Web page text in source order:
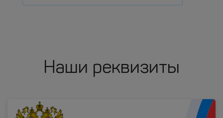
Наши реквизиты